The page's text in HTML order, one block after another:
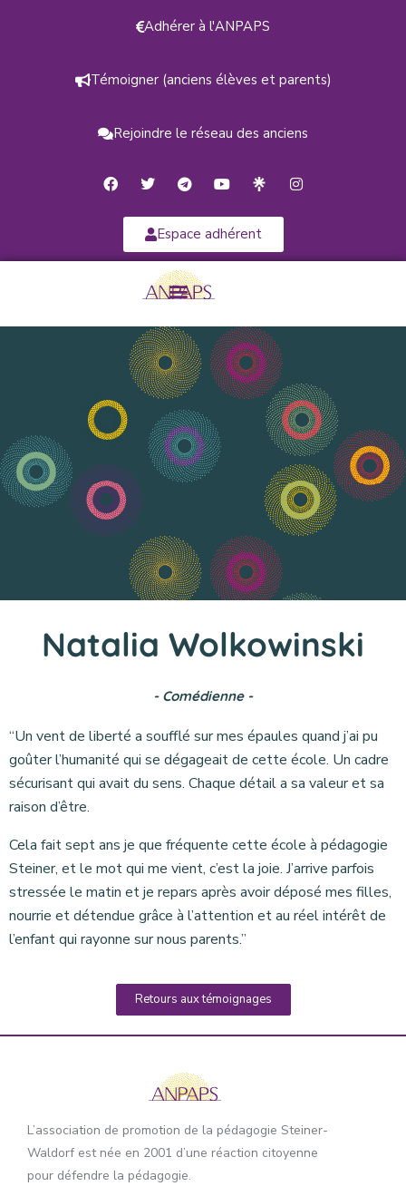
Adhérer à l'ANPAPS
Témoigner (anciens élèves et parents)
Rejoindre le réseau des anciens
Espace adhérent
Natalia Wolkowinski
- Comédienne -
“Un vent de liberté a soufflé sur mes épaules quand j’ai pu
goûter l’humanité qui se dégageait de cette école. Un cadre
sécurisant qui avait du sens. Chaque détail a sa valeur et sa
raison d’être.
Cela fait sept ans je que fréquente cette école à pédagogie
Steiner, et le mot qui me vient, c’est la joie. J’arrive parfois
stressée le matin et je repars après avoir déposé mes filles,
nourrie et détendue grâce à l’attention et au réel intérêt de
l’enfant qui rayonne sur nous parents.”
Retours aux témoignages
L’association de promotion de la pédagogie Steiner-
Waldorf est née en 2001 d’une réaction citoyenne
pour défendre la pédagogie.